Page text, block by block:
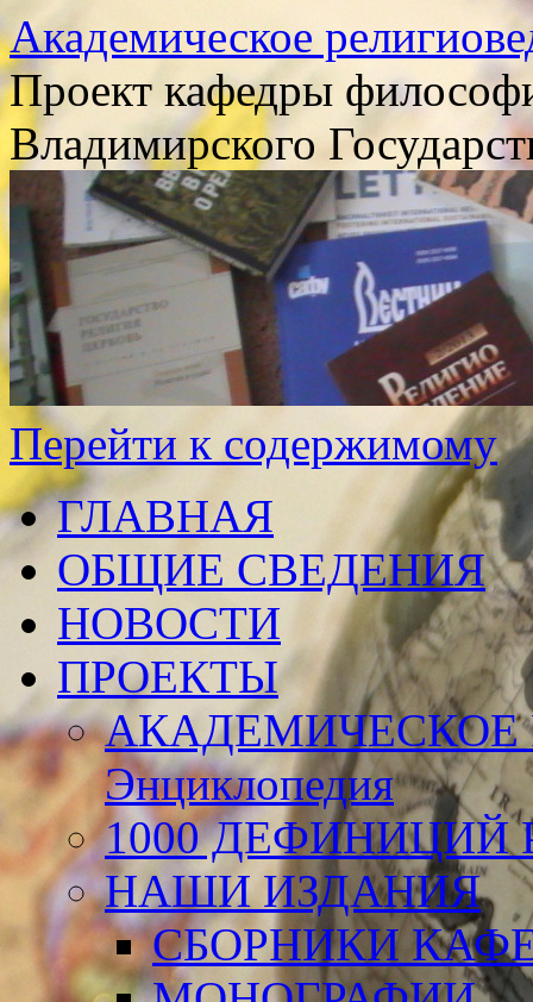
Академическое
Проект кафедры
Владимирского
Перейти к содержимому
ГЛАВНАЯ
ОБЩИЕ СВЕДЕНИЯ
НОВОСТИ
ПРОЕКТЫ
АКАДЕМИЧЕСКОЕ
Энциклопедия
1000 ДЕФИНИЦИЙ
НАШИ ИЗДАНИЯ
СБОРНИКИ